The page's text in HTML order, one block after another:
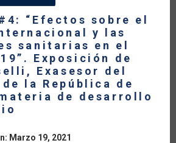
“Efectos sobre el
y las
sanitarias en el
Exposición de
Exasesor del
la República de
de desarrollo
Marzo 19, 2021